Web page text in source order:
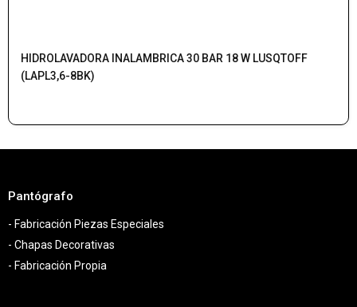
HIDROLAVADORA INALAMBRICA 30 BAR 18 W LUSQTOFF
(LAPL3,6-8BK)
Pantógrafo
- Fabricación Piezas Especiales
- Chapas Decorativas
- Fabricación Propia